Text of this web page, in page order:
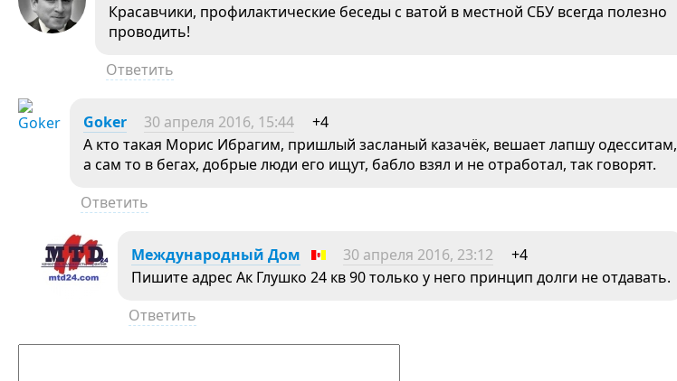
Красавчики, профилактические беседы с ватой в местной СБУ всегда полезно
проводить!
Ответить
Goker 30 апреля 2016, 15:44
+4
А кто такая Морис Ибрагим, пришлый засланый казачёк, вешает лапшу одесситам,
а сам то в бегах, добрые люди его ищут, бабло взял и не отработал, так говорят.
Ответить
Международный Дом 30 апреля 2016, 23:12
+4
Пишите адрес Ак Глушко 24 кв 90 только у него принцип долги не отдавать.
Ответить